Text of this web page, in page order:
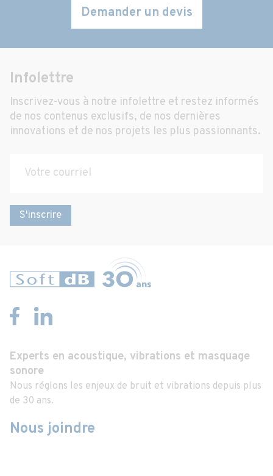
Demander un devis
Experts en acoustique, vibrations et masquage
sonore
Nous réglons les enjeux de bruit et vibrations depuis plus
de 30 ans.
Nous joindre
Infolettre
Inscrivez-vous à notre infolettre et restez informés
de nos contenus exclusifs, de nos dernières
innovations et de nos projets les plus passionnants.
S'inscrire